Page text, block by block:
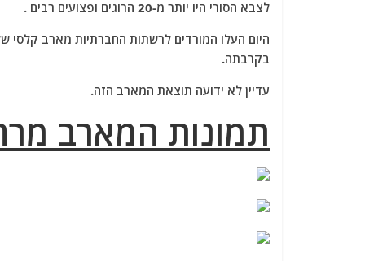
לצבא הסורי היו יותר מ-20 הרוגים ופצועים רבים .
בקרבתה.
עדיין לא ידועה תוצאת המארב הזה.
תמונות המארב